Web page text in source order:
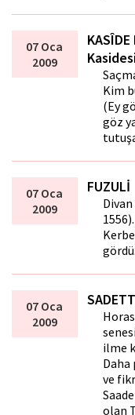
07 Oca
2009
Kim
(Ey
göz
07 Oca
2009
FUZULİ
gördü.
07 Oca
2009
ilme
Daha
ve
olan